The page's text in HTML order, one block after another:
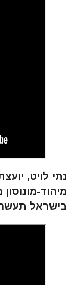
נתי לויט,
מיהוד-
בישראל